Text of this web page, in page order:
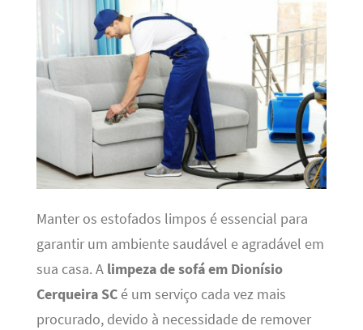
Manter os estofados limpos é essencial para
garantir um ambiente saudável e agradável em
sua casa. A limpeza de sofá em Dionísio
Cerqueira SCé um serviço cada vez mais
procurado, devido à necessidade de remover